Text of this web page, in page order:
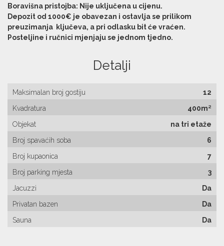
Boravišna pristojba: Nije uključena u cijenu.
Depozit od 1000€ je obavezan i ostavlja se prilikom
preuzimanja ključeva, a pri odlasku bit će vraćen.
Posteljine i ručnici mjenjaju se jednom tjedno.
Detalji
Maksimalan broj gostiju
12
Kvadratura
400m²
Objekat
na tri etaže
Broj spavaćih soba
6
Broj kupaonica
7
Broj parking mjesta
3
Jacuzzi
Da
Privatan bazen
Da
Sauna
Da